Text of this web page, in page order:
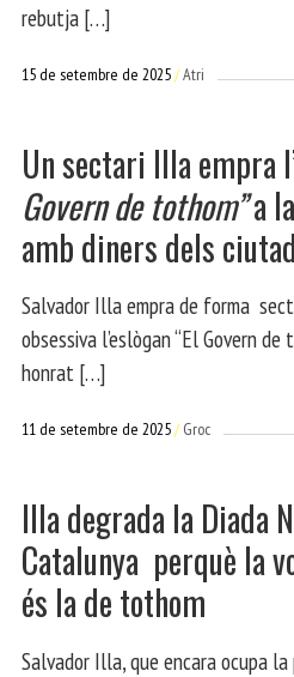
rebutja […]
15 de setembre de 2025 Atri
Un sectari Illa empra
Govern de tothom”a
amb diners dels
Salvador Illa empra de forma
obsessiva l’eslògan “El Govern de
honrat […]
11 de setembre de 2025 Groc
Illa degrada la Diada
Catalunya perquè la
és la de tothom
Salvador Illa, que encara ocupa